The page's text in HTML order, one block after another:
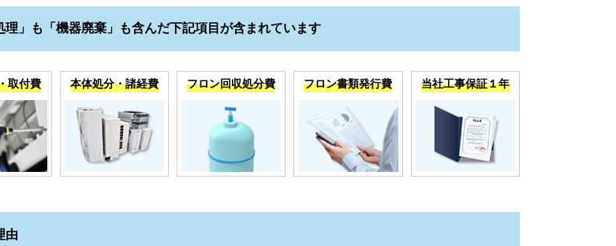
」も「機器廃棄」も含んだ下記項目が含まれています
取付費 本体処分・諸経費 フロン回収処分費 フロン書類発行費 当社工事保証１年
由